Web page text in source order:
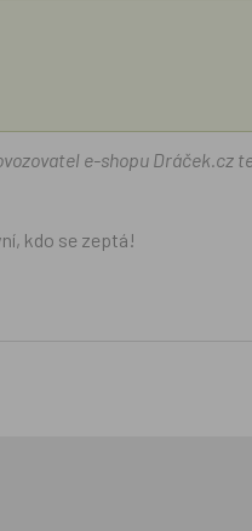
e-shopu Dráček.cz
kdo se zeptá!